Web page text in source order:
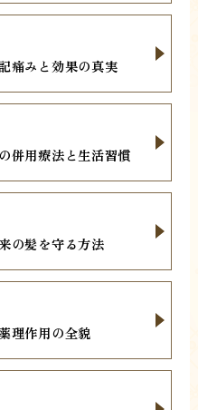
痛みと効果の真実
併用療法と生活習慣
の髪を守る方法
理作用の全貌